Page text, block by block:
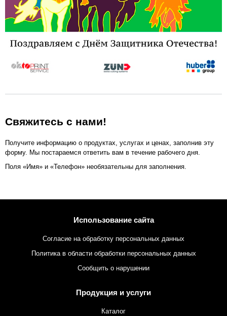
Свяжитесь с нами!
Получите информацию о продуктах, услугах и ценах, заполнив эту
форму. Мы постараемся ответить вам в течение рабочего дня.
Поля «Имя» и «Телефон» необязательны для заполнения.
Использование сайта
Согласие на обработку персональных данных
Политика в области обработки персональных данных
Сообщить о нарушении
Продукция и услуги
Каталог